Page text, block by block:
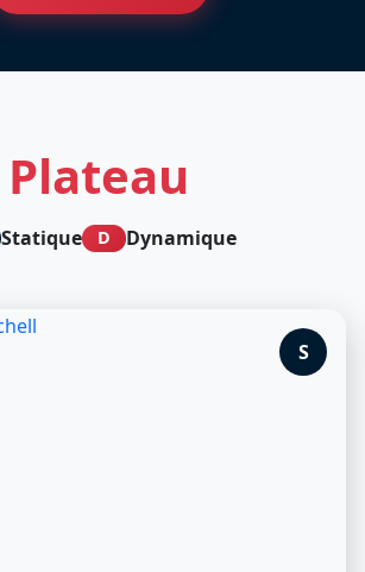
Plateau
Statique D Dynamique
S